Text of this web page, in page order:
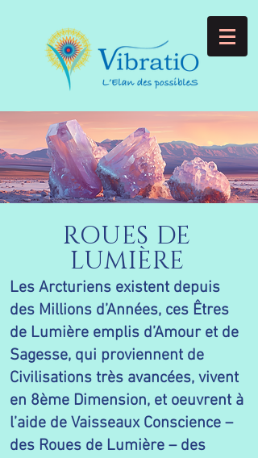
Les Arcturiens existent depuis
des Millions d’Années, ces Êtres
de Lumière emplis d’Amour et de
Sagesse, qui proviennent de
Civilisations très avancées, vivent
en 8ème Dimension, et oeuvrent à
l’aide de Vaisseaux Conscience –
des Roues de Lumière – des
ROUES DE
LUMIÈRE